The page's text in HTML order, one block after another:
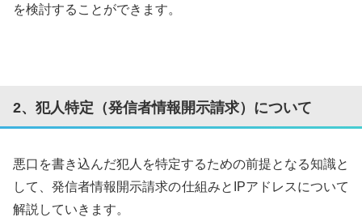
を検討することができます。
2、犯人特定（発信者情報開示請求）について
悪口を書き込んだ犯人を特定するための前提となる知識と
して、発信者情報開示請求の仕組みとIPアドレスについて
解説していきます。